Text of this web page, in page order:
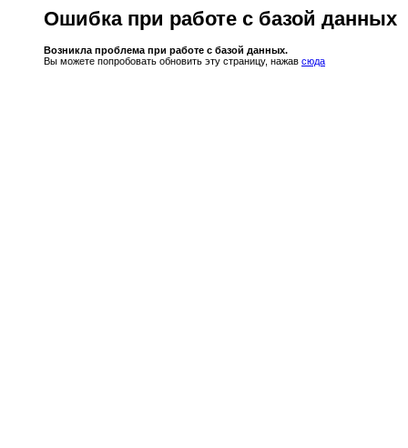
Ошибка при работе с базой данных
Возникла проблема при работе с базой данных.
Вы можете попробовать обновить эту страницу, нажав сюда